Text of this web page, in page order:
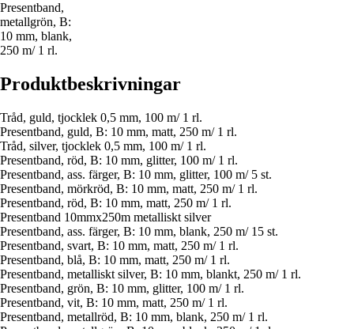
Presentband,
metallgrön, B:
10 mm, blank,
250 m/ 1 rl.
Produktbeskrivningar
Tråd, guld, tjocklek 0,5 mm, 100 m/ 1 rl.
Presentband, guld, B: 10 mm, matt, 250 m/ 1 rl.
Tråd, silver, tjocklek 0,5 mm, 100 m/ 1 rl.
Presentband, röd, B: 10 mm, glitter, 100 m/ 1 rl.
Presentband, ass. färger, B: 10 mm, glitter, 100 m/ 5 st.
Presentband, mörkröd, B: 10 mm, matt, 250 m/ 1 rl.
Presentband, röd, B: 10 mm, matt, 250 m/ 1 rl.
Presentband 10mmx250m metalliskt silver
Presentband, ass. färger, B: 10 mm, blank, 250 m/ 15 st.
Presentband, svart, B: 10 mm, matt, 250 m/ 1 rl.
Presentband, blå, B: 10 mm, matt, 250 m/ 1 rl.
Presentband, metalliskt silver, B: 10 mm, blankt, 250 m/ 1 rl.
Presentband, grön, B: 10 mm, glitter, 100 m/ 1 rl.
Presentband, vit, B: 10 mm, matt, 250 m/ 1 rl.
Presentband, metallröd, B: 10 mm, blank, 250 m/ 1 rl.